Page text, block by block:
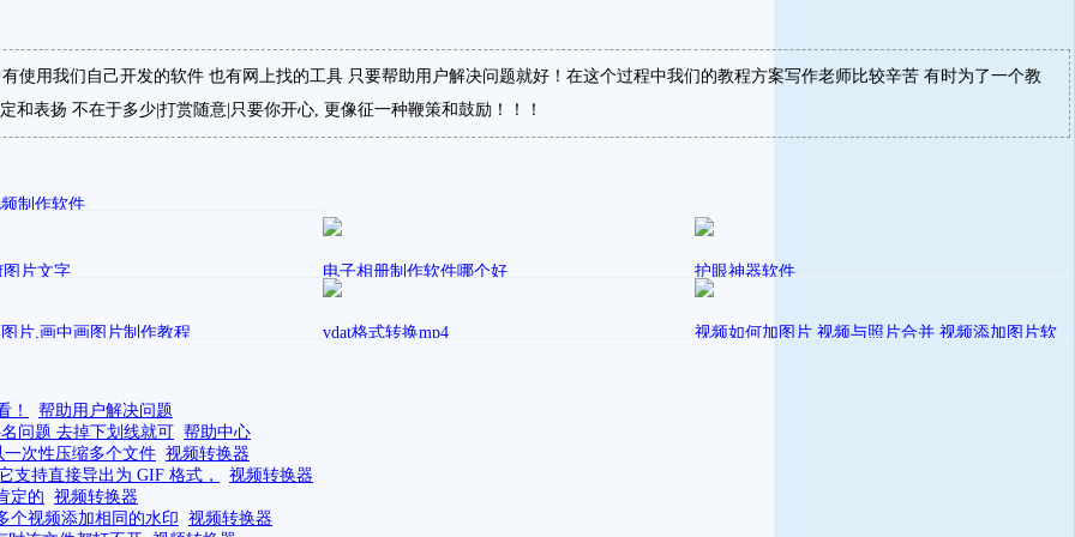
用我们自己开发的软件 也有网上找的工具 只要帮助用户解决问题就好！在这个过程中我们的教程方案写作老师比较辛苦 有时为了一个教
表扬 不在于多少|打赏随意|只要你开心, 更像征一种鞭策和鼓励！！！
制作软件
片文字 电子相册制作软件哪个好 护眼神器软件
片,画中画图片制作教程 vdat格式转换mp4
视频如何加图片 视频与照片合并 视频添加图片软
！
帮助用户解决问题
问题 去掉下划线就可 帮助中心
次性压缩多个文件 视频转换器
支持直接导出为 GIF 格式，
视频转换器
定的 视频转换器
个视频添加相同的水印 视频转换器